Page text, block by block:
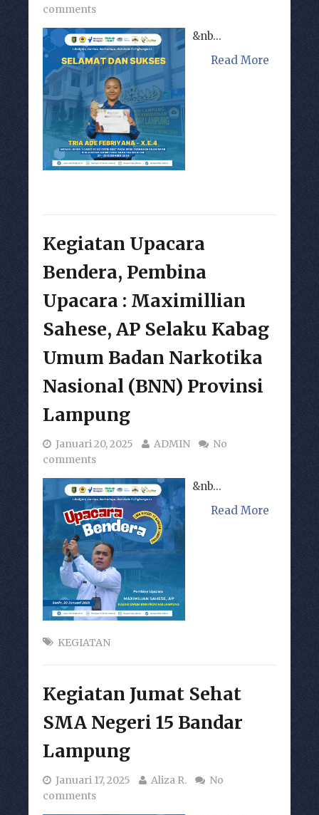
comments
&nb...
Read More
Kegiatan Upacara
Bendera, Pembina
Upacara : Maximillian
Sahese, AP Selaku Kabag
Umum Badan Narkotika
Nasional (BNN) Provinsi
Lampung
Januari 20, 2025 ADMIN
No
comments
&nb...
Read More
KEGIATAN
Kegiatan Jumat Sehat
SMA Negeri 15 Bandar
Lampung
Januari 17, 2025 Aliza R.
No
comments